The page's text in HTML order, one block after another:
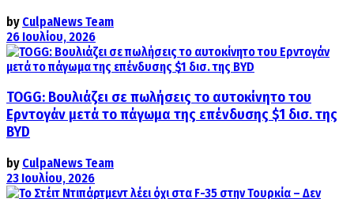
by CulpaNews Team
26 Ιουλίου, 2026
TOGG: Βουλιάζει σε πωλήσεις το αυτοκίνητο του
Ερντογάν μετά το πάγωμα της επένδυσης $1 δισ. της
BYD
by CulpaNews Team
23 Ιουλίου, 2026